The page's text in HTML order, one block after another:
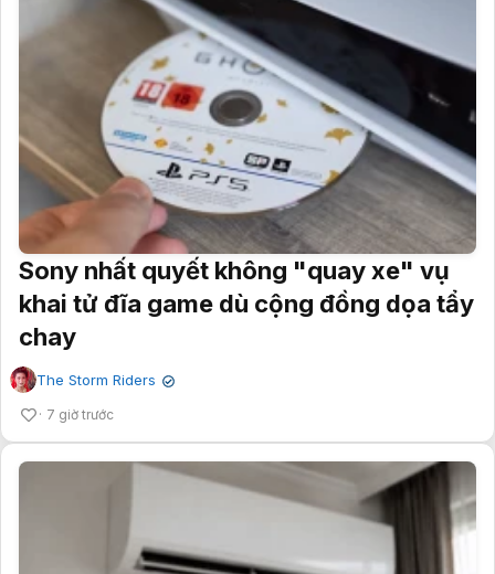
Sony nhất quyết không "quay xe" vụ
khai tử đĩa game dù cộng đồng dọa tẩy
chay
The Storm Riders ✔
7 giờ trước